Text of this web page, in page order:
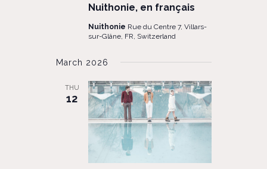
Nuithonie, en français
Nuithonie Rue du Centre 7, Villars-
sur-Glâne, FR, Switzerland
March 2026
THU
12